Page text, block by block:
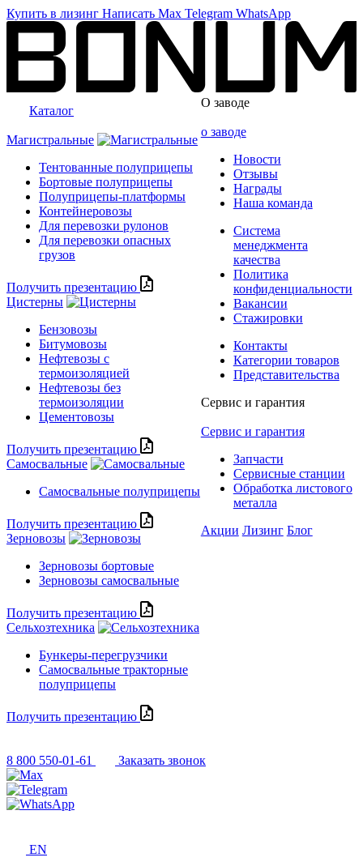
Купить в лизинг Написать Max Telegram WhatsApp
Каталог
Магистральные
Тентованные полуприцепы
Бортовые полуприцепы
Полуприцепы-платформы
Контейнеровозы
Для перевозки рулонов
Для перевозки опасных
грузов
Получить презентацию
Цистерны
Бензовозы
Битумовозы
Нефтевозы с
термоизоляцией
Нефтевозы без
термоизоляции
Цементовозы
Получить презентацию
Самосвальные
Самосвальные полуприцепы
Получить презентацию
Зерновозы
Зерновозы бортовые
Зерновозы самосвальные
Получить презентацию
Сельхозтехника
Бункеры-перегрузчики
Самосвальные тракторные
полуприцепы
Получить презентацию
О заводе
о заводе
Новости
Отзывы
Награды
Наша команда
Система
менеджмента
качества
Политика
конфиденциальности
Вакансии
Стажировки
Контакты
Категории товаров
Представительства
Сервис и гарантия
Сервис и гарантия
Запчасти
Сервисные станции
Обработка листового
металла
Акции Лизинг Блог
8 800 550-01-61 Заказать звонок
EN